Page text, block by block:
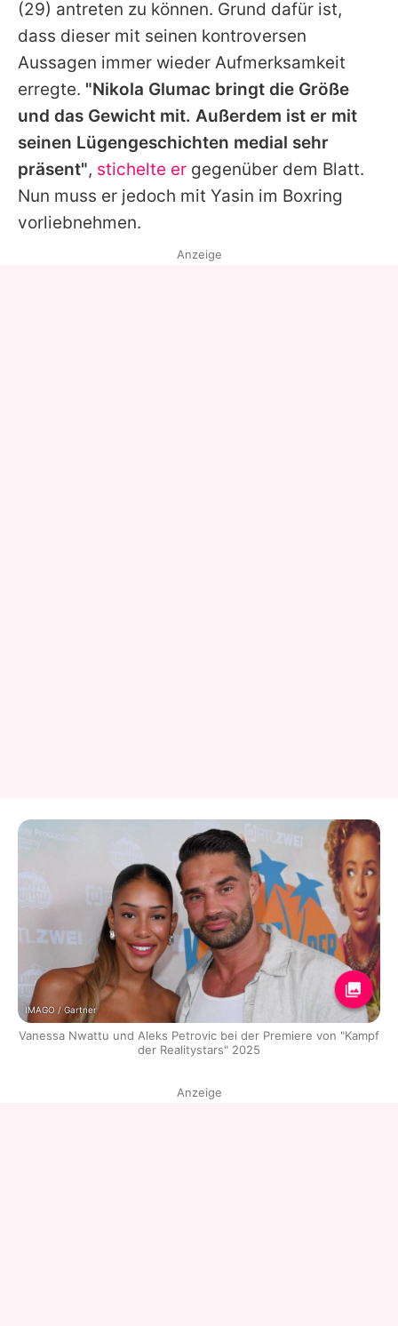
(29) antreten zu können. Grund dafür ist,
dass dieser mit seinen kontroversen
Aussagen immer wieder Aufmerksamkeit
erregte. "Nikola Glumac bringt die Größe
und das Gewicht mit. Außerdem ist er mit
seinen Lügengeschichten medial sehr
präsent", stichelte er gegenüber dem Blatt.
Nun muss er jedoch mit Yasin im Boxring
vorliebnehmen.
Anzeige
IMAGO / Gartner
Vanessa Nwattu und Aleks Petrovic bei der Premiere von "Kampf
der Realitystars" 2025
Anzeige